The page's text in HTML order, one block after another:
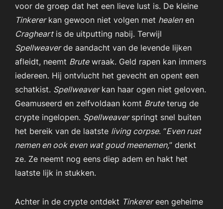
voor de groep dat het een lieve lust is. De kleine
Tinkererkan gewoon niet volgen met healenen
Cragheartis de uitputting nabij. Terwijl
Spellweaverde aandacht van de levende lijken
afleidt, neemt Brutewraak. Geld rapen kan immers
iedereen. Hij ontvlucht het gevecht en opent een
schatkist. Spellweaverkan haar ogen niet geloven.
Geamuseerd en zelfvoldaan komt Bruteterug de
crypte ingelopen. Spellweaverspringt snel buiten
het bereik van de laatste living corpse. “Even rust
nemen en ook even wat goud meenemen,” denkt
ze. Ze neemt nog eens diep adem en hakt het
laatste lijk in stukken.
Achter in de crypte ontdekt Tinkerereen geheime